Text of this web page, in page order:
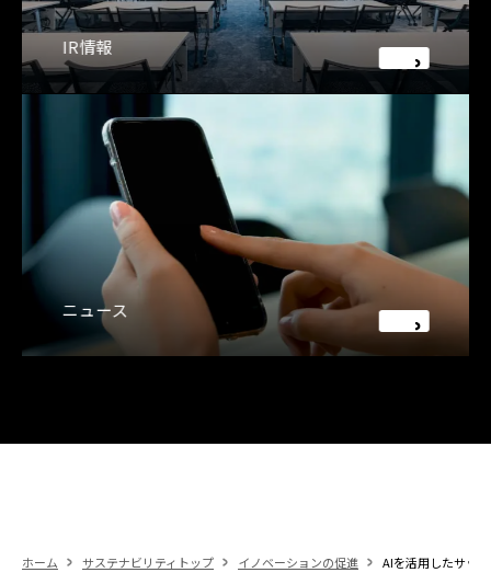
IR情報
ニュース
ホーム サステナビリティトップ イノベーションの促進 AIを活用したサッ